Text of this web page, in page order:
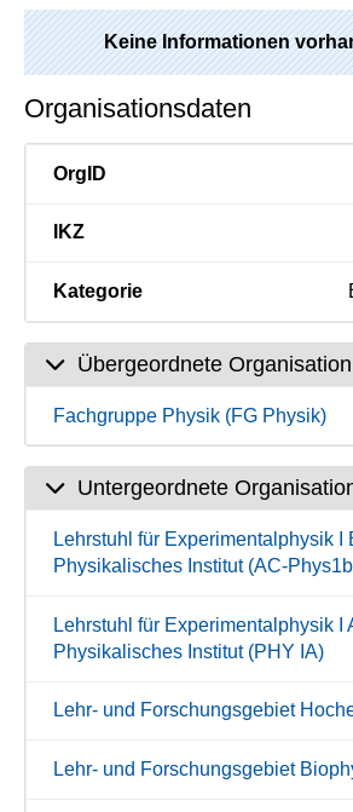
Keine Informationen
Organisationsdaten
OrgID
IKZ
Kategorie
Übergeordnete Organisation
Fachgruppe Physik (FG Physik)
Untergeordnete
Lehrstuhl für Experimentalphysik I
Physikalisches Institut (AC-
Lehrstuhl für Experimentalphysik I
Physikalisches Institut (PHY IA)
Lehr- und Forschungsgebiet
Lehr- und Forschungsgebiet